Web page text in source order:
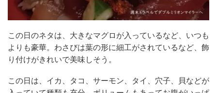
この日のネタは、大きなマグロが入っているなど、いつも
よりも豪華。わさびは葉の形に細工がされているなど、飾
り付けがきれいで美味しそう。
この日は、イカ、タコ、サーモン、タイ、穴子、貝などが